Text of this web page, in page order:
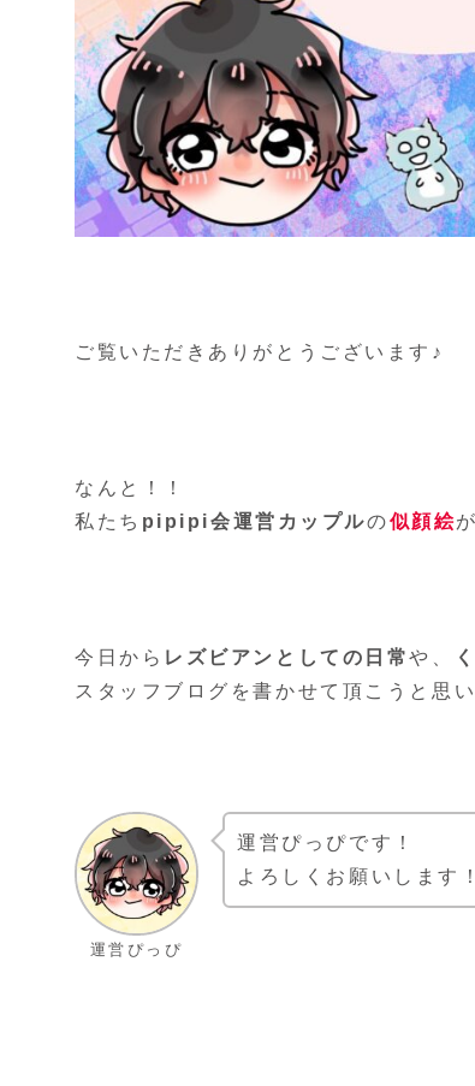
ご覧いただきありがとうございます♪
なんと！！
私たち pipipi会運営カップルの似顔絵
今日から レズビアンとしての日常や、
スタッフブログを書かせて頂こうと思
運営ぴっぴ
運営ぴっぴです！
よろしくお願いします！